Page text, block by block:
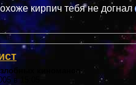
кирпич тебя не догнал
злобных киноманов
в 15:05